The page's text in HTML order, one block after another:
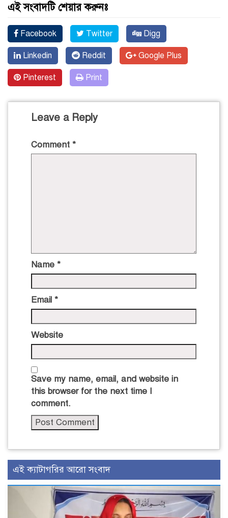
এই সংবাদটি শেয়ার করুনঃ
Facebook Twitter Digg
Linkedin Reddit Google Plus
Pinterest Print
Leave a Reply
Comment *
Name *
Email *
Website
Save my name, email, and website in
this browser for the next time I
comment.
এই ক্যাটাগরির আরো সংবাদ